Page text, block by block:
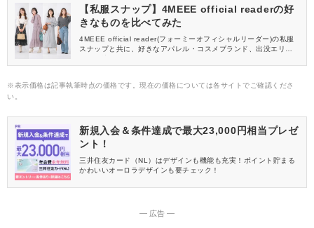
【私服スナップ】4MEEE official readerの好
きなものを比べてみた
4MEEE official reader(フォーミーオフィシャルリーダー)の私服
スナップと共に、好きなアパレル・コスメブランド、出没エリア
※表示価格は記事執筆時点の価格です。現在の価格については各サイトでご確認くださ
い。
新規入会＆条件達成で最大23,000円相当プレゼ
ント！
三井住友カード（NL）はデザインも機能も充実！ポイント貯まる
かわいいオーロラデザインも要チェック！
― 広告 ―